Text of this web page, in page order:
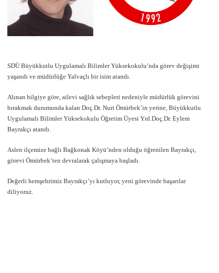
SDÜ Büyükkutlu Uygulamalı Bilimler Yüksekokulu’nda görev değişimi
yaşandı ve müdürlüğe Yalvaçlı bir isim atandı.
Alınan bilgiye göre, ailevi sağlık sebepleri nedeniyle müdürlük görevini
bırakmak durumunda kalan Doç.Dr. Nuri Ömürbek’in yerine, Büyükkutlu
Uygulamalı Bilimler Yüksekokulu Öğretim Üyesi Yrd.Doç.Dr. Eylem
Bayrakçı atandı.
Aslen ilçemize bağlı Bağkonak Köyü’nden olduğu öğrenilen Bayrakçı,
görevi Ömürbek’ten devralarak çalışmaya başladı.
Değerli hemşehrimiz Bayrakçı’yı kutluyor, yeni görevinde başarılar
diliyoruz.